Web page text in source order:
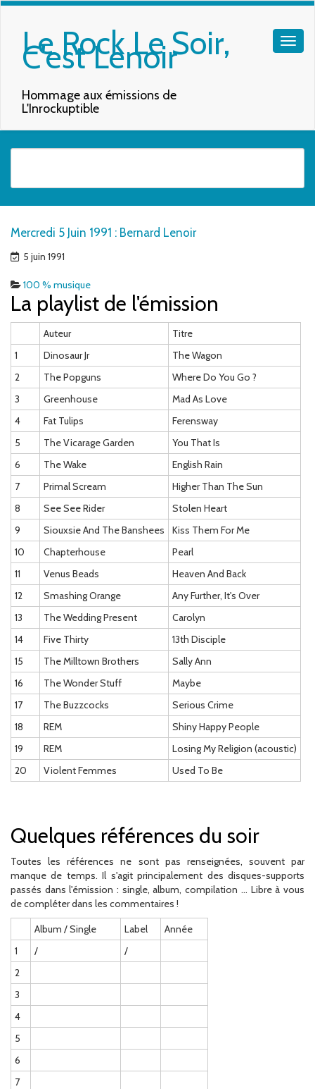
Le Rock Le Soir,
C'est Lenoir
Hommage aux émissions de
L'Inrockuptible
Mercredi 5 Juin 1991 : Bernard Lenoir
5 juin 1991
100 % musique
La playlist de l'émission
Auteur
Titre
1
Dinosaur Jr
The Wagon
2
The Popguns
Where Do You Go ?
3
Greenhouse
Mad As Love
4
Fat Tulips
Ferensway
5
The Vicarage Garden
You That Is
6
The Wake
English Rain
7
Primal Scream
Higher Than The Sun
8
See See Rider
Stolen Heart
9
Siouxsie And The Banshees
Kiss Them For Me
10
Chapterhouse
Pearl
11
Venus Beads
Heaven And Back
12
Smashing Orange
Any Further, It's Over
13
The Wedding Present
Carolyn
14
Five Thirty
13th Disciple
15
The Milltown Brothers
Sally Ann
16
The Wonder Stuff
Maybe
17
The Buzzcocks
Serious Crime
18
REM
Shiny Happy People
19
REM
Losing My Religion (acoustic)
20
Violent Femmes Used To Be
Quelques références du soir
Toutes les références ne sont pas renseignées, souvent par
manque de temps. Il s'agit principalement des disques-supports
passés dans l'émission : single, album, compilation ... Libre à vous
de compléter dans les commentaires !
Album / Single
Label
Année
1
/
/
2
3
4
5
6
7